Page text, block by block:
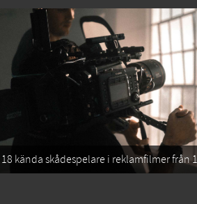
18 kända skådespelare i reklamfilmer från